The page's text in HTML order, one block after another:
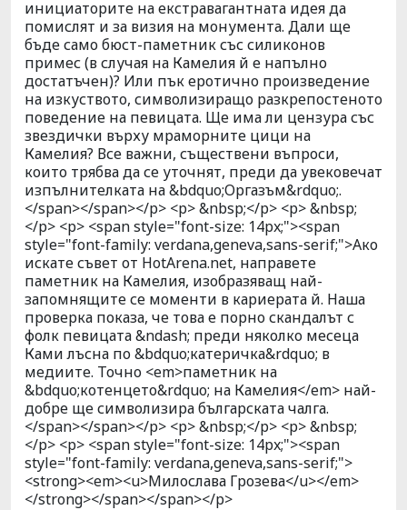
инициаторите на екстравагантната идея да
помислят и за визия на монумента. Дали ще
бъде само бюст-паметник със силиконов
примес (в случая на Камелия й е напълно
достатъчен)? Или пък еротично произведение
на изкуството, символизиращо разкрепостеното
поведение на певицата. Ще има ли цензура със
звездички върху мраморните цици на
Камелия? Все важни, съществени въпроси,
които трябва да се уточнят, преди да увековечат
изпълнителката на &bdquo;Оргазъм&rdquo;.
</span></span></p> <p> &nbsp;</p> <p> &nbsp;
</p> <p> <span style="font-size: 14px;"><span
style="font-family: verdana,geneva,sans-serif;">Ако
искате съвет от HotArena.net, направете
паметник на Камелия, изобразяващ най-
запомнящите се моменти в кариерата й. Наша
проверка показа, че това е порно скандалът с
фолк певицата &ndash; преди няколко месеца
Ками лъсна по &bdquo;катеричка&rdquo; в
медиите. Точно <em>паметник на
&bdquo;котенцето&rdquo; на Камелия</em> най-
добре ще символизира българската чалга.
</span></span></p> <p> &nbsp;</p> <p> &nbsp;
</p> <p> <span style="font-size: 14px;"><span
style="font-family: verdana,geneva,sans-serif;">
<strong><em><u>Милослава Грозева</u></em>
</strong></span></span></p>